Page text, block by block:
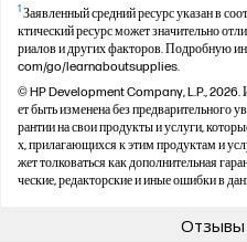
1Заявленный средний ресурс указан в
ктический ресурс может значительно
риалов и других факторов. Подробную
com/go/learnaboutsupplies.
© HP Development Company, L.P.,
ет быть изменена без предварительного
рантии на свои продукты и услуги,
х, прилагающихся к этим продуктам и
жет толковаться как дополнительная
ческие, редакторские и иные ошибки в
Отзывы